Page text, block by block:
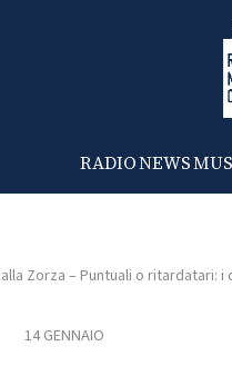
RADIONEWS
Zorza – Puntuali o ritardatari: i
14 GENNAIO